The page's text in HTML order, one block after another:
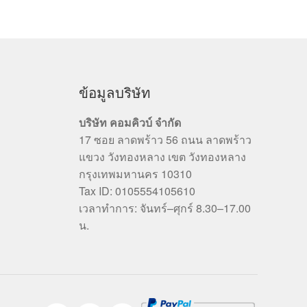
ข้อมูลบริษัท
บริษัท คอมคิวบ์ จำกัด
17 ซอย ลาดพร้าว 56 ถนน ลาดพร้าว
แขวง วังทองหลาง เขต วังทองหลาง
กรุงเทพมหานคร 10310
Tax ID: 0105554105610
เวลาทำการ: จันทร์–ศุกร์ 8.30–17.00
น.